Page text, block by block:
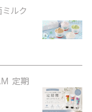
ルク
定期